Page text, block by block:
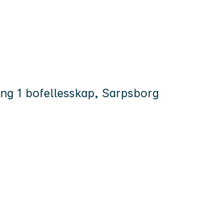
1 bofellesskap, Sarpsborg